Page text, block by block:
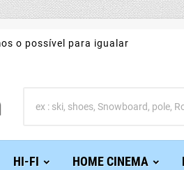
o possível para igualar
HI-FI HOME CINEMA